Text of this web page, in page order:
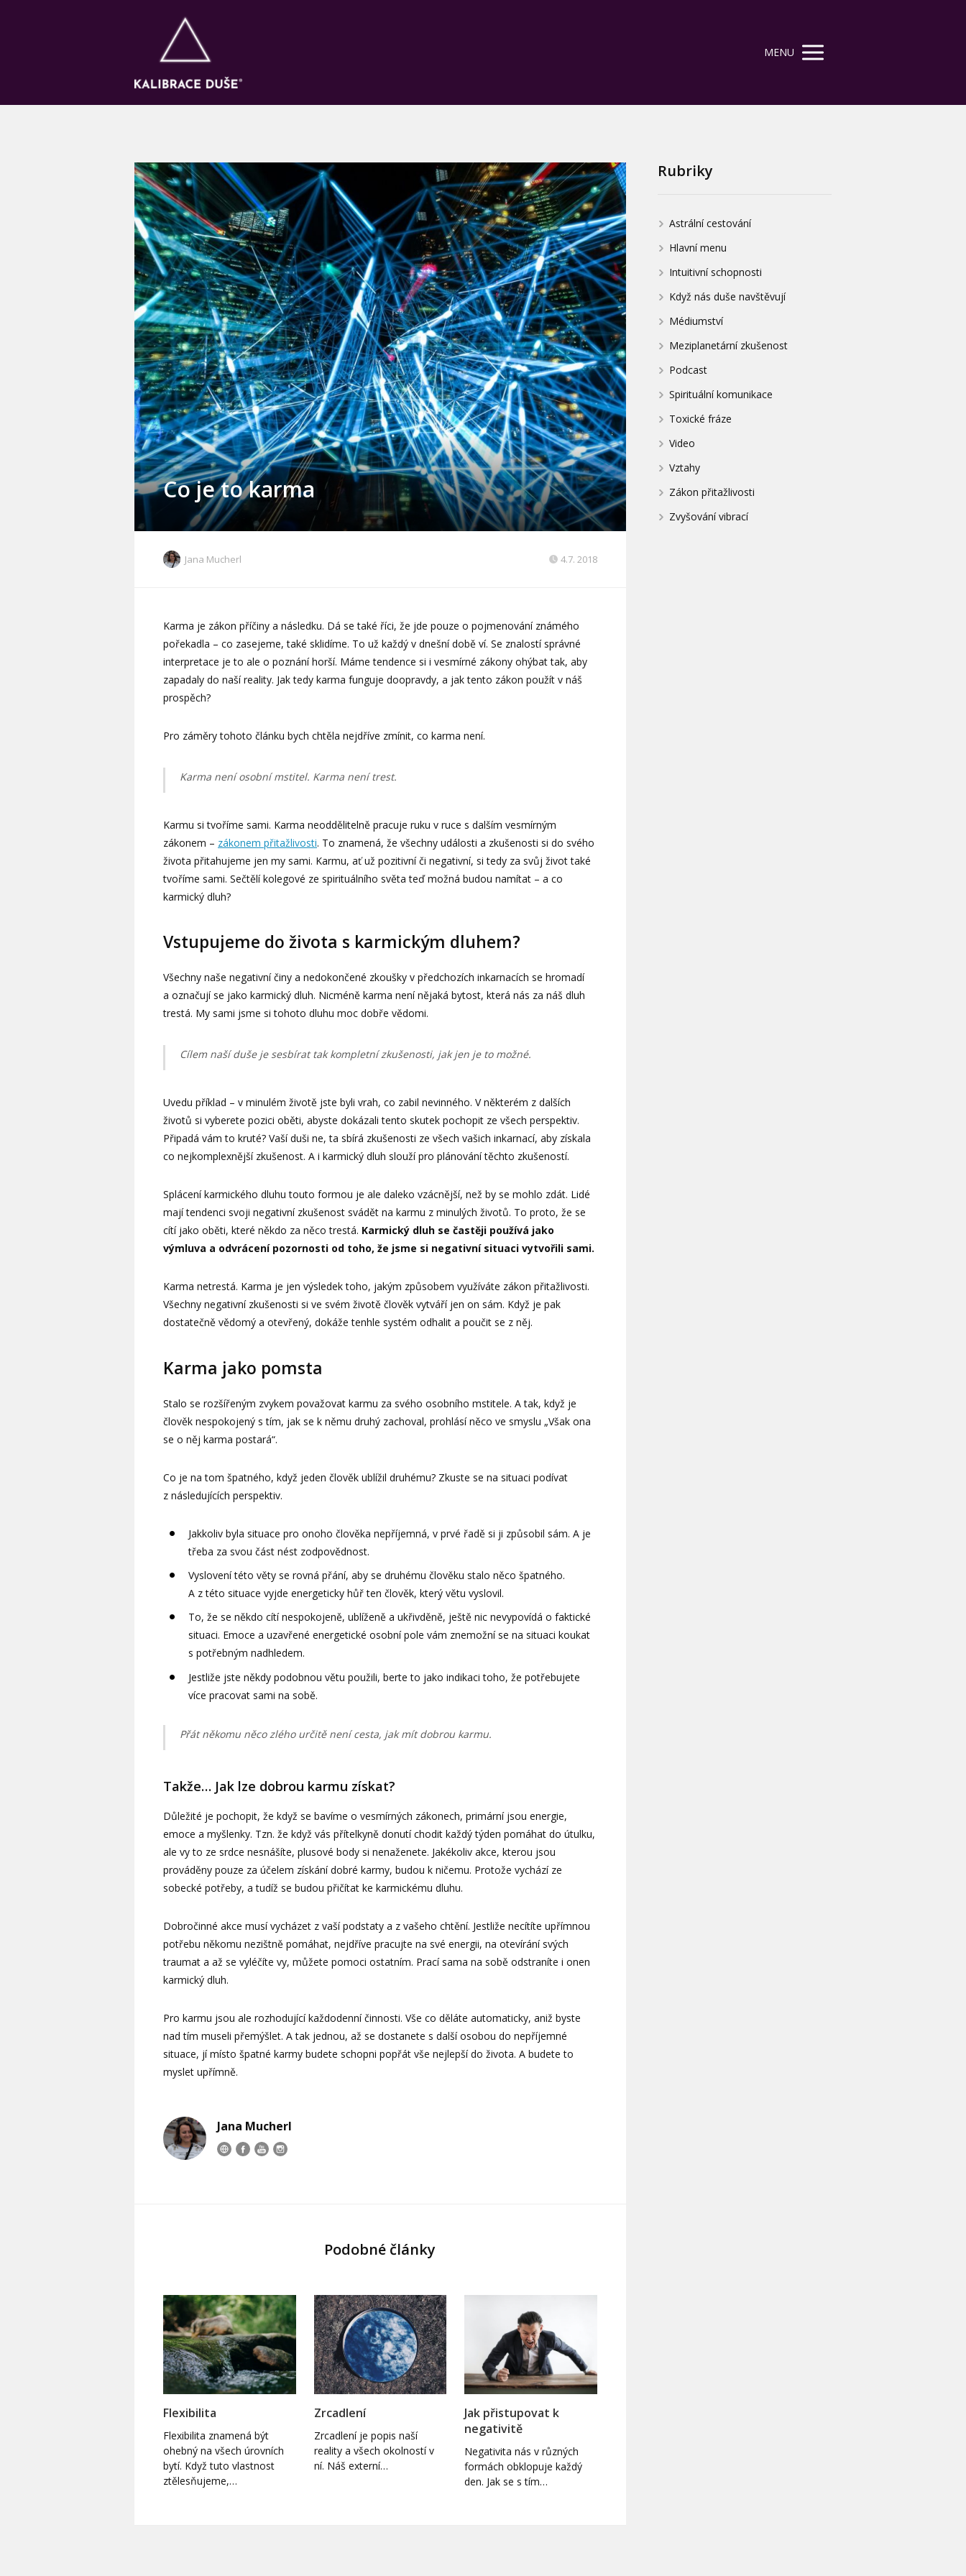
MENU
Co je to karma
Jana Mucherl 4.7. 2018
Karma je zákon příčiny a následku. Dá se také říci, že jde pouze o pojmenování známého
pořekadla – co zasejeme, také sklidíme. To už každý v dnešní době ví. Se znalostí správné
interpretace je to ale o poznání horší. Máme tendence si i vesmírné zákony ohýbat tak, aby
zapadaly do naší reality. Jak tedy karma funguje doopravdy, a jak tento zákon použít v náš
prospěch?
Pro záměry tohoto článku bych chtěla nejdříve zmínit, co karma není.
Karma není osobní mstitel. Karma není trest.
Karmu si tvoříme sami. Karma neoddělitelně pracuje ruku v ruce s dalším vesmírným
zákonem – zákonem přitažlivosti. To znamená, že všechny události a zkušenosti si do svého
života přitahujeme jen my sami. Karmu, ať už pozitivní či negativní, si tedy za svůj život také
tvoříme sami. Sečtělí kolegové ze spirituálního světa teď možná budou namítat – a co
karmický dluh?
Vstupujeme do života s karmickým dluhem?
Všechny naše negativní činy a nedokončené zkoušky v předchozích inkarnacích se hromadí
a označují se jako karmický dluh. Nicméně karma není nějaká bytost, která nás za náš dluh
trestá. My sami jsme si tohoto dluhu moc dobře vědomi.
Cílem naší duše je sesbírat tak kompletní zkušenosti, jak jen je to možné.
Uvedu příklad – v minulém životě jste byli vrah, co zabil nevinného. V některém z dalších
životů si vyberete pozici oběti, abyste dokázali tento skutek pochopit ze všech perspektiv.
Připadá vám to kruté? Vaší duši ne, ta sbírá zkušenosti ze všech vašich inkarnací, aby získala
co nejkomplexnější zkušenost. A i karmický dluh slouží pro plánování těchto zkušeností.
Splácení karmického dluhu touto formou je ale daleko vzácnější, než by se mohlo zdát. Lidé
mají tendenci svoji negativní zkušenost svádět na karmu z minulých životů. To proto, že se
cítí jako oběti, které někdo za něco trestá. Karmický dluh se častěji používá jako
výmluva a odvrácení pozornosti od toho, že jsme si negativní situaci vytvořili sami.
Karma netrestá. Karma je jen výsledek toho, jakým způsobem využíváte zákon přitažlivosti.
Všechny negativní zkušenosti si ve svém životě člověk vytváří jen on sám. Když je pak
dostatečně vědomý a otevřený, dokáže tenhle systém odhalit a poučit se z něj.
Karma jako pomsta
Stalo se rozšířeným zvykem považovat karmu za svého osobního mstitele. A tak, když je
člověk nespokojený s tím, jak se k němu druhý zachoval, prohlásí něco ve smyslu „Však ona
se o něj karma postará“.
Co je na tom špatného, když jeden člověk ublížil druhému? Zkuste se na situaci podívat
z následujících perspektiv.
Jakkoliv byla situace pro onoho člověka nepříjemná, v prvé řadě si ji způsobil sám. A je
třeba za svou část nést zodpovědnost.
Vyslovení této věty se rovná přání, aby se druhému člověku stalo něco špatného.
A z této situace vyjde energeticky hůř ten člověk, který větu vyslovil.
To, že se někdo cítí nespokojeně, ublíženě a ukřivděně, ještě nic nevypovídá o faktické
situaci. Emoce a uzavřené energetické osobní pole vám znemožní se na situaci koukat
s potřebným nadhledem.
Jestliže jste někdy podobnou větu použili, berte to jako indikaci toho, že potřebujete
více pracovat sami na sobě.
Přát někomu něco zlého určitě není cesta, jak mít dobrou karmu.
Takže… Jak lze dobrou karmu získat?
Důležité je pochopit, že když se bavíme o vesmírných zákonech, primární jsou energie,
emoce a myšlenky. Tzn. že když vás přítelkyně donutí chodit každý týden pomáhat do útulku,
ale vy to ze srdce nesnášíte, plusové body si nenaženete. Jakékoliv akce, kterou jsou
prováděny pouze za účelem získání dobré karmy, budou k ničemu. Protože vychází ze
sobecké potřeby, a tudíž se budou přičítat ke karmickému dluhu.
Dobročinné akce musí vycházet z vaší podstaty a z vašeho chtění. Jestliže necítíte upřímnou
potřebu někomu nezištně pomáhat, nejdříve pracujte na své energii, na otevírání svých
traumat a až se vyléčíte vy, můžete pomoci ostatním. Prací sama na sobě odstraníte i onen
karmický dluh.
Pro karmu jsou ale rozhodující každodenní činnosti. Vše co děláte automaticky, aniž byste
nad tím museli přemýšlet. A tak jednou, až se dostanete s další osobou do nepříjemné
situace, jí místo špatné karmy budete schopni popřát vše nejlepší do života. A budete to
myslet upřímně.
Jana Mucherl
Podobné články
Flexibilita
Flexibilita znamená být
ohebný na všech úrovních
bytí. Když tuto vlastnost
ztělesňujeme,…
Zrcadlení
Zrcadlení je popis naší
reality a všech okolností v
ní. Náš externí…
Jak přistupovat k
negativitě
Negativita nás v různých
formách obklopuje každý
den. Jak se s tím…
Rubriky
Astrální cestování
Hlavní menu
Intuitivní schopnosti
Když nás duše navštěvují
Médiumství
Meziplanetární zkušenost
Podcast
Spirituální komunikace
Toxické fráze
Video
Vztahy
Zákon přitažlivosti
Zvyšování vibrací